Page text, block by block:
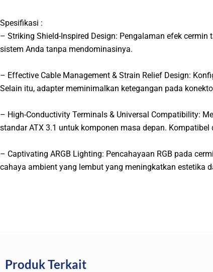
Spesifikasi :
– Striking Shield-Inspired Design: Pengalaman efek
sistem Anda tanpa mendominasinya.
– Effective Cable Management & Strain Relief Design:
Selain itu, adapter meminimalkan ketegangan pada
– High-Conductivity Terminals & Universal Compatibility:
standar ATX 3.1 untuk komponen masa depan. Kompatibel
– Captivating ARGB Lighting: Pencahayaan RGB pada
cahaya ambient yang lembut yang meningkatkan estetika
Produk Terkait